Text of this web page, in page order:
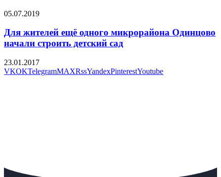
05.07.2019
Для жителей ещё одного микрорайона Одинцово
начали строить детский сад
23.01.2017
VKOKTelegramMAXRssYandexPinterestYoutube